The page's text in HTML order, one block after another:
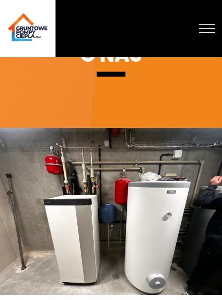
O NAS
REALIZACJE
WYCENA
BLOG
KONTAKT
O NAS